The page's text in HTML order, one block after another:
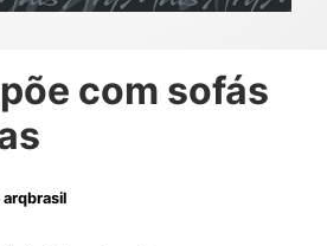
com sofás
arqbrasil